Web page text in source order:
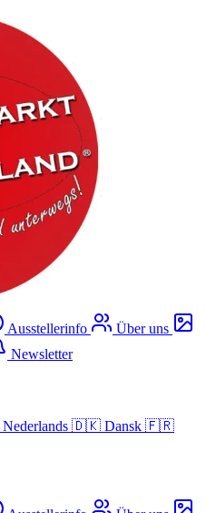
Ausstellerinfo
Über uns
Newsletter
Nederlands 🇩🇰 Dansk 🇫🇷